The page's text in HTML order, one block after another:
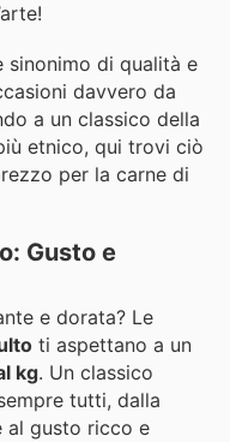
sinonimo di qualità e
davvero da
a un classico della
etnico, qui trovi ciò
per la carne di
Gusto e
e dorata? Le
ti aspettano a un
kg. Un classico
tutti, dalla
al gusto ricco e